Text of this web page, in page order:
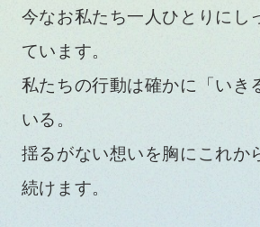
今なお私たち一人ひとりにし
ています。
私たちの行動は確かに「いき
いる。
揺るがない想いを胸にこれか
続けます。